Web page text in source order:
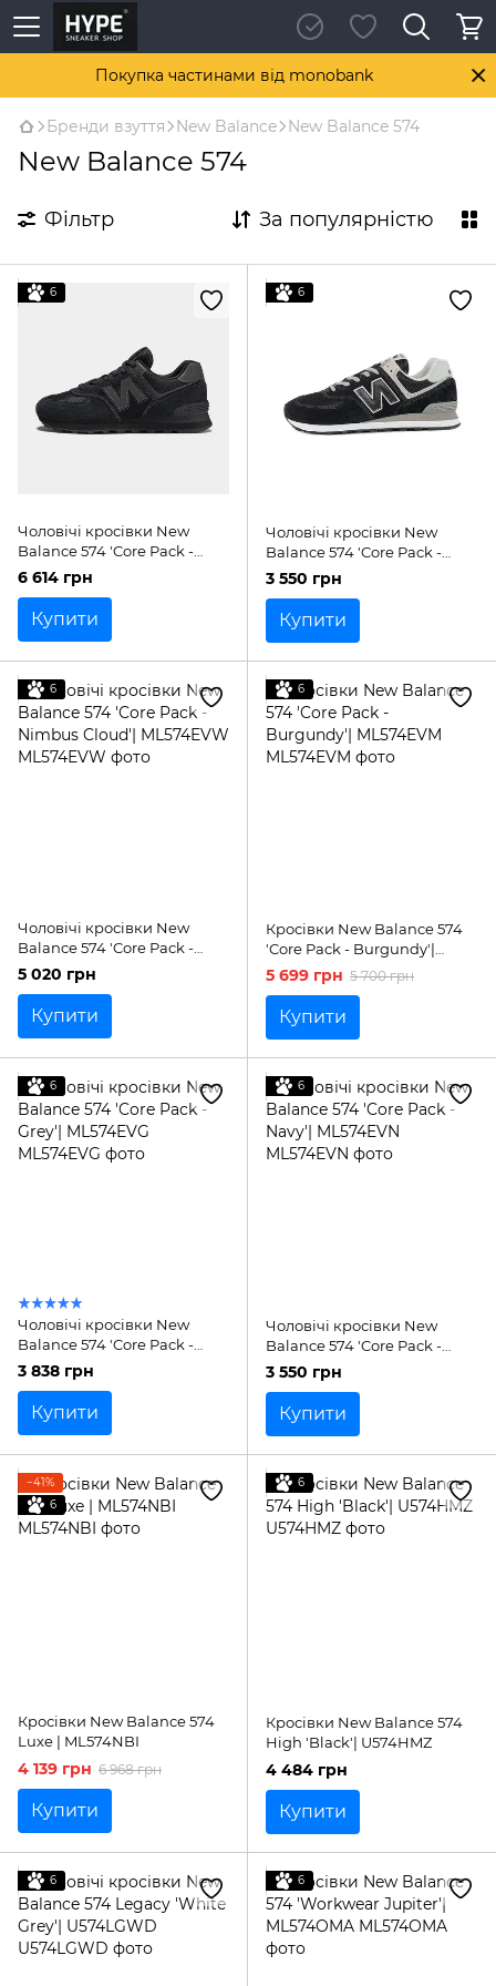
Покупка частинами від monobank
Бренди взуття New Balance New Balance 574
New Balance 574
Фільтр За популярністю
6
Чоловічі кросівки New
Balance 574 'Core Pack -
Black'| ML574EVE
6 614 грн
Купити
6
Чоловічі кросівки New
Balance 574 'Core Pack -
Black Grey'| ML574EVB
3 550 грн
Купити
6
Чоловічі кросівки New
Balance 574 'Core Pack -
Nimbus Cloud'| ML574EVW
5 020 грн
Купити
6
Кросівки New Balance 574
'Core Pack - Burgundy'|
ML574EVM
5 699 грн 5 700 грн
Купити
6
Чоловічі кросівки New
Balance 574 'Core Pack -
Grey'| ML574EVG
3 838 грн
Купити
6
Чоловічі кросівки New
Balance 574 'Core Pack -
Navy'| ML574EVN
3 550 грн
Купити
−41%
6
Кросівки New Balance 574
Luxe | ML574NBI
4 139 грн 6 968 грн
Купити
6
Кросівки New Balance 574
High 'Black'| U574HMZ
4 484 грн
Купити
6 6